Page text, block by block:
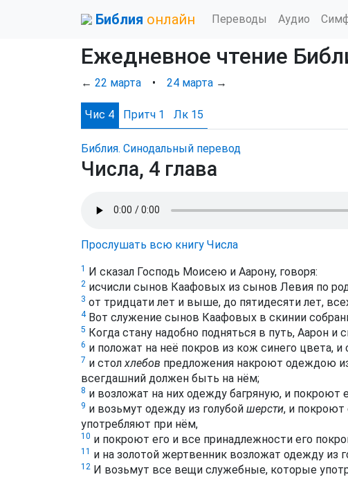
Библия онлайн Переводы Аудио
Ежедневное чтение
← 22 марта • 24 марта →
Чис 4 Притч 1 Лк 15
Библия. Синодальный перевод
Числа, 4 глава
Прослушать всю книгу Числа
1 И сказал Господь Моисею и Аарону, говоря:
2 исчисли сынов Каафовых из сынов Левия по
3 от тридцати лет и выше, до пятидесяти лет,
4Вот служение сынов Каафовых в скинии
5 Когда стану надобно подняться в путь, Аарон
6 и положат на неё покров из кож синего цвета,
7 и стол хлебов предложения накроют одеждою
всегдашний должен быть на нём;
8 и возложат на них одежду багряную, и
9 и возьмут одежду из голубой шерсти, и покроют
употребляют при нём,
10 и покроют его и все принадлежности его
11 и на золотой жертвенник возложат одежду из
12 И возьмут все вещи служебные, которые